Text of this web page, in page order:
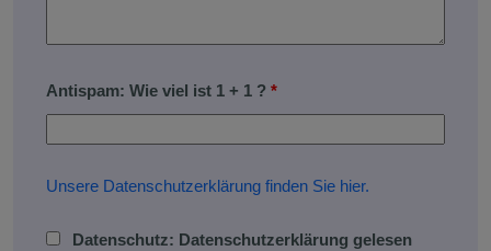
Antispam: Wie viel ist 1 + 1 ? *
Unsere Datenschutzerklärung finden Sie hier.
Datenschutz: Datenschutzerklärung gelesen